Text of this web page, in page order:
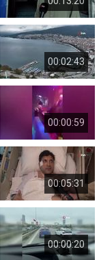
yıl
00:02:43
00:00:59
00:05:31
00:00:20